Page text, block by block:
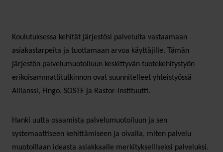
Koulutuksessa kehität järjestösi palveluita vastaamaan
asiakastarpeita ja tuottamaan arvoa käyttäjille. Tämän
järjestön palvelumuotoiluun keskittyvän tuotekehitystyön
erikoisammattitutkinnon ovat suunnitelleet yhteistyössä
Allianssi, Fingo, SOSTE ja Rastor-instituutti.
Hanki uutta osaamista palvelumuotoiluun ja sen
systemaattiseen kehittämiseen ja oivalla, miten palvelu
muotoillaan ideasta asiakkaalle merkitykselliseksi palveluksi.